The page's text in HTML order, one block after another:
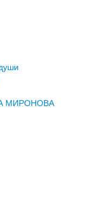
МИРОНОВА